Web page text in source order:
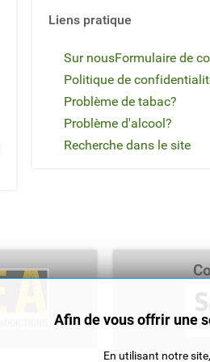
Liens pratique
Sur nousFormulaire de
Politique de
Problème de tabac?
Problème d'alcool?
Recherche dans le site
Afin de vous offrir une
En utilisant notre